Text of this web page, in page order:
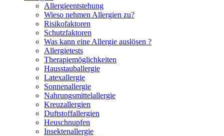
Allergieentstehung
Wieso nehmen Allergien zu?
Risikofaktoren
Schutzfaktoren
Was kann eine Allergie auslösen ?
Allergietests
Therapiemöglichkeiten
Hausstauballergie
Latexallergie
Sonnenallergie
Nahrungsmittelallergie
Kreuzallergien
Duftstoffallergien
Heuschnupfen
Insektenallergie